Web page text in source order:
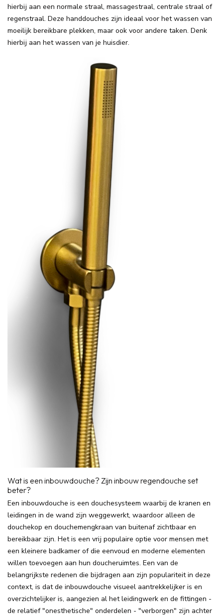
hierbij aan een normale straal, massagestraal, centrale straal of
regenstraal. Deze handdouches zijn ideaal voor het wassen van
moeilijk bereikbare plekken, maar ook voor andere taken. Denk
hierbij aan het wassen van je huisdier.
Wat is een inbouwdouche? Zijn inbouw regendouche set
beter?
Een inbouwdouche is een douchesysteem waarbij de kranen en
leidingen in de wand zijn weggewerkt, waardoor alleen de
douchekop en douchemengkraan van buitenaf zichtbaar en
bereikbaar zijn. Het is een vrij populaire optie voor mensen met
een kleinere badkamer of die eenvoud en moderne elementen
willen toevoegen aan hun doucheruimtes. Een van de
belangrijkste redenen die bijdragen aan zijn populariteit in deze
context, is dat de inbouwdouche visueel aantrekkelijker is en
overzichtelijker is, aangezien al het leidingwerk en de fittingen -
de relatief "onesthetische" onderdelen - "verborgen" zijn achter